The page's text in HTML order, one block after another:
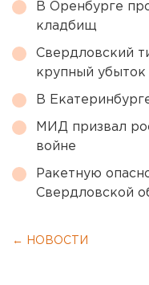
В Оренбурге
кладбищ
Свердловский
крупный убыток
В
МИД призвал
войне
Ракетную
Свердловской
← НОВОСТИ